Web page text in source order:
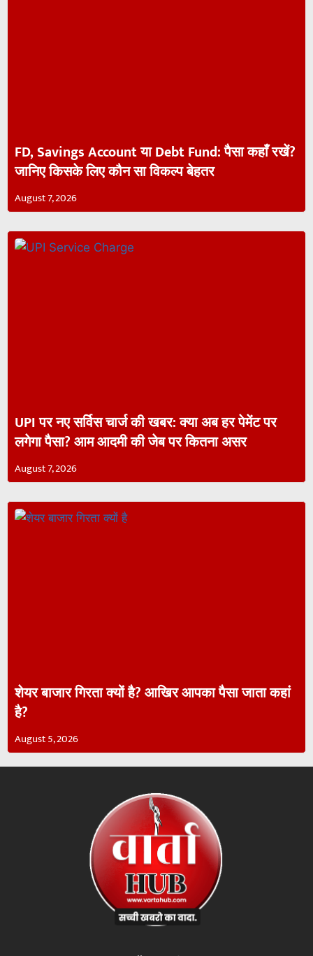
FD, Savings Account या Debt Fund: पैसा कहाँ रखें?
जानिए किसके लिए कौन सा विकल्प बेहतर
August 7, 2026
UPI पर नए सर्विस चार्ज की खबर: क्या अब हर पेमेंट पर
लगेगा पैसा? आम आदमी की जेब पर कितना असर
August 7, 2026
शेयर बाजार गिरता क्यों है? आखिर आपका पैसा जाता कहां
है?
August 5, 2026